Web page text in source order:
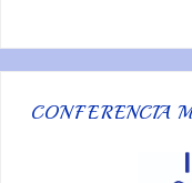
CONFERENCIA